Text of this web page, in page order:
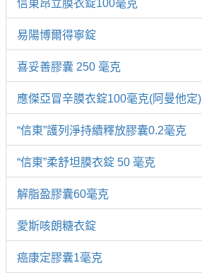
信東昂立膜衣錠100毫克
易陽博爾得寧錠
喜妥善膠囊 250 毫克
應傑亞冒辛膜衣錠100毫克(阿曼他定)
“信東”護列淨持續釋放膠囊0.2毫克
“信東”柔舒坦膜衣錠 50 毫克
解脂盈膠囊60毫克
愛斯咳朗糖衣錠
癌康定膠囊1毫克